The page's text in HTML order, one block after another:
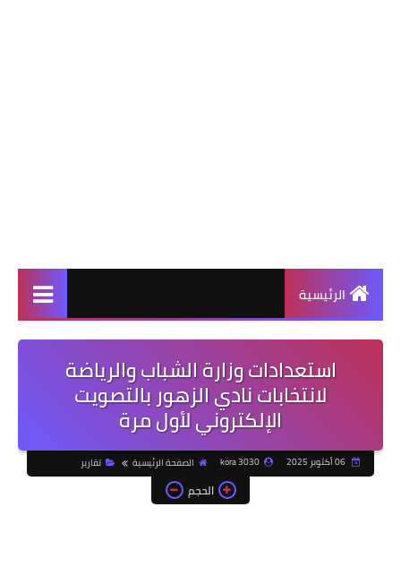
الرئيسية
استعدادات وزارة الشباب والرياضة
لانتخابات نادي الزهور بالتصويت
الإلكتروني لأول مرة
kora 3030 الصفحة الرئيسية تقارير
الحجم